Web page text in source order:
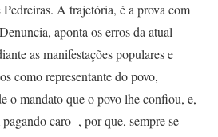
A trajetória, é a prova com
aponta os erros da atual
as manifestações populares e
como representante do povo,
o mandato que o povo lhe confiou, e,
caro , por que, sempre se